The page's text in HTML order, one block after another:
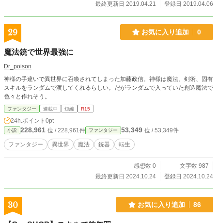
最終更新日 2019.04.21
登録日 2019.04.06
29 お気に入り追加 0
魔法銃で世界最強に
Dr_poison
神様の手違いで異世界に召喚されてしまった加藤政信。神様は魔法、剣術、固有
スキルをランダムで渡してくれるらしい。だがランダムで入っていた創造魔法で
色々と作れそう。
ファンタジー 連載中 短編 R15
24h.ポイント 0pt
小説 228,961 位 / 228,961件 ファンタジー 53,349 位 / 53,349件
ファンタジー 異世界 魔法 銃器 転生
感想数 0
文字数 987
最終更新日 2024.10.24
登録日 2024.10.24
30 お気に入り追加 86